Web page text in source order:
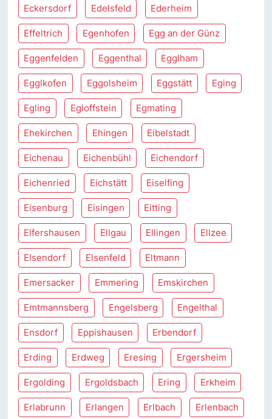
Eckersdorf Edelsfeld Ederheim
Effeltrich Egenhofen Egg an der Günz
Eggenfelden Eggenthal Egglham
Egglkofen Eggolsheim Eggstätt Eging
Egling Egloffstein Egmating
Ehekirchen Ehingen Eibelstadt
Eichenau Eichenbühl Eichendorf
Eichenried Eichstätt Eiselfing
Eisenburg Eisingen Eitting
Elfershausen Ellgau Ellingen Ellzee
Elsendorf Elsenfeld Eltmann
Emersacker Emmering Emskirchen
Emtmannsberg Engelsberg Engelthal
Ensdorf Eppishausen Erbendorf
Erding Erdweg Eresing Ergersheim
Ergolding Ergoldsbach Ering Erkheim
Erlabrunn Erlangen Erlbach Erlenbach